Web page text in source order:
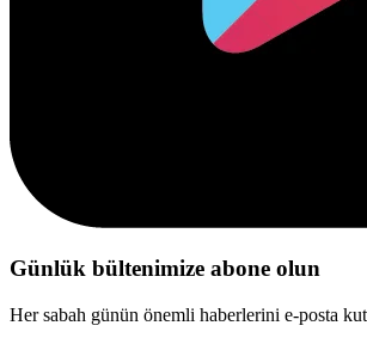
Günlük bültenimize abone olun
Her sabah günün önemli haberlerini e-posta